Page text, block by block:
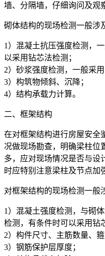
墙、分隔墙，仔细询问及观
砌体结构的现场检测一般涉
1）混凝土抗压强度检测，
以采用钻芯法检测；
2）砂浆强度检测，一般采用
3）构筑物倾斜、沉降；
4）结构承载力计算。
二、框架结构
在对框架结构进行房屋安全
况做现场勘查，明确梁柱位
多，应对现场情况是否与设
时应特别注意梁柱及节点加
对框架结构的现场检测一般
1）混凝土强度检测，与砌
检测，有条件时可以采用钻
2）构件尺寸、主筋数量、箍
3）钢筋保护层厚度；